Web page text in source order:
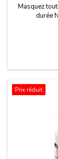
Masquez
durée
Prix réduit